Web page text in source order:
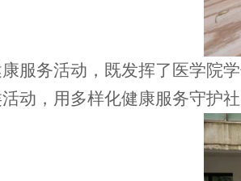
服务活动，既发挥了医学院
动，用多样化健康服务守护